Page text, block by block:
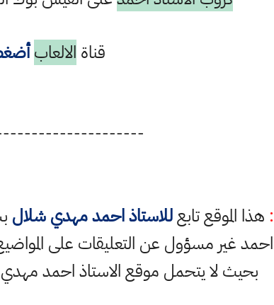
قناة الالعاب
هذا الموقع تابعللاستاذ احمد مهدي شلال
احمد غير مسؤول عن التعليقات على
بحيث لا يتحمل موقع الاستاذ احمد